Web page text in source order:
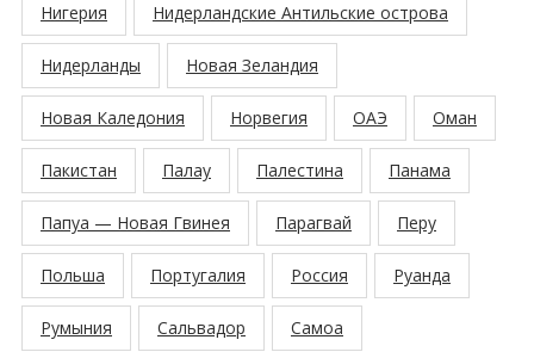
Нигерия Нидерландские Антильские острова
Нидерланды Новая Зеландия
Новая Каледония Норвегия ОАЭ Оман
Пакистан Палау Палестина Панама
Папуа — Новая Гвинея Парагвай Перу
Польша Португалия Россия Руанда
Румыния Сальвадор Самоа